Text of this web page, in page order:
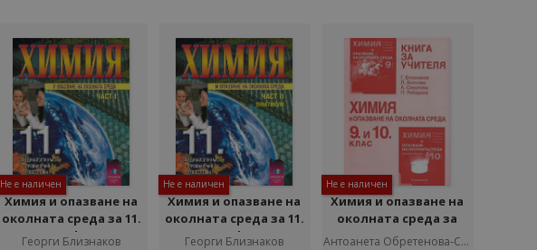
Не е наличен
Химия и опазване на
околната среда за 11.
клас - Профилирана
Георги Близнаков
Не е наличен
Химия и опазване на
околната среда за 11.
клас - Профилирана
Георги Близнаков
Не е наличен
Химия и опазване на
околната среда за
9.-10. клас (книга за Антоанета Обретенова-Соколова